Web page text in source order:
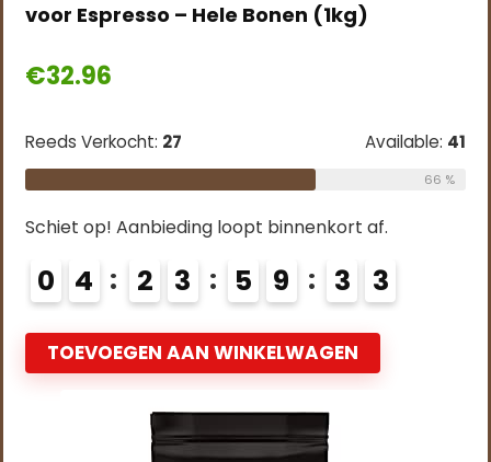
voor Espresso – Hele Bonen (1kg)
€32.96
Reeds Verkocht: 27 Available: 41
66 %
Schiet op! Aanbieding loopt binnenkort af.
0 4 2 3 5 9 3 2
TOEVOEGEN AAN WINKELWAGEN